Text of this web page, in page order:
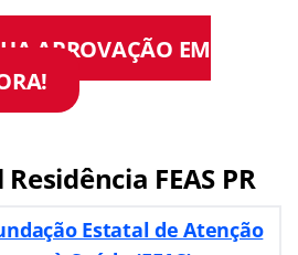
APROVAÇÃO EM
FEAS PR
Estatal de Atenção